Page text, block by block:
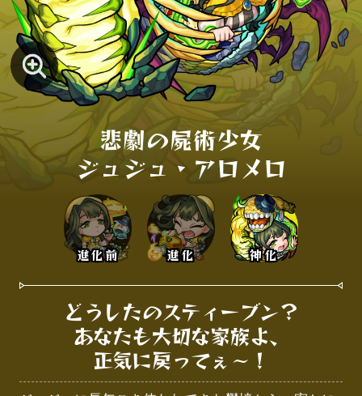
悲劇の屍術少女
ジュジュ・アロメロ
進化前 進化 神化
どうしたのスティーブン？
あなたも大切な家族よ、
正気に戻ってぇ～！